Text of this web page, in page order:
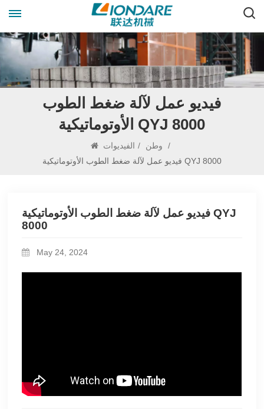
فيديو عمل لآلة ضغط الطوب
الأوتوماتيكية QYJ 8000
وطن / الفيديوات
/
فيديو عمل لآلة ضغط الطوب الأوتوماتيكية QYJ 8000
فيديو عمل لآلة ضغط الطوب الأوتوماتيكية QYJ
8000
May 24, 2024